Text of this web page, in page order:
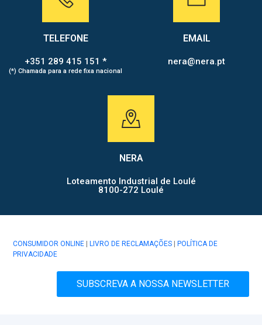
TELEFONE
+351 289 415 151 *
(*) Chamada para a rede fixa nacional
EMAIL
nera@nera.pt
NERA
Loteamento Industrial de Loulé
8100-272 Loulé
CONSUMIDOR ONLINE LIVRO DE RECLAMAÇÕES
POLÍTICA DE
PRIVACIDADE
SUBSCREVA A NOSSA NEWSLETTER